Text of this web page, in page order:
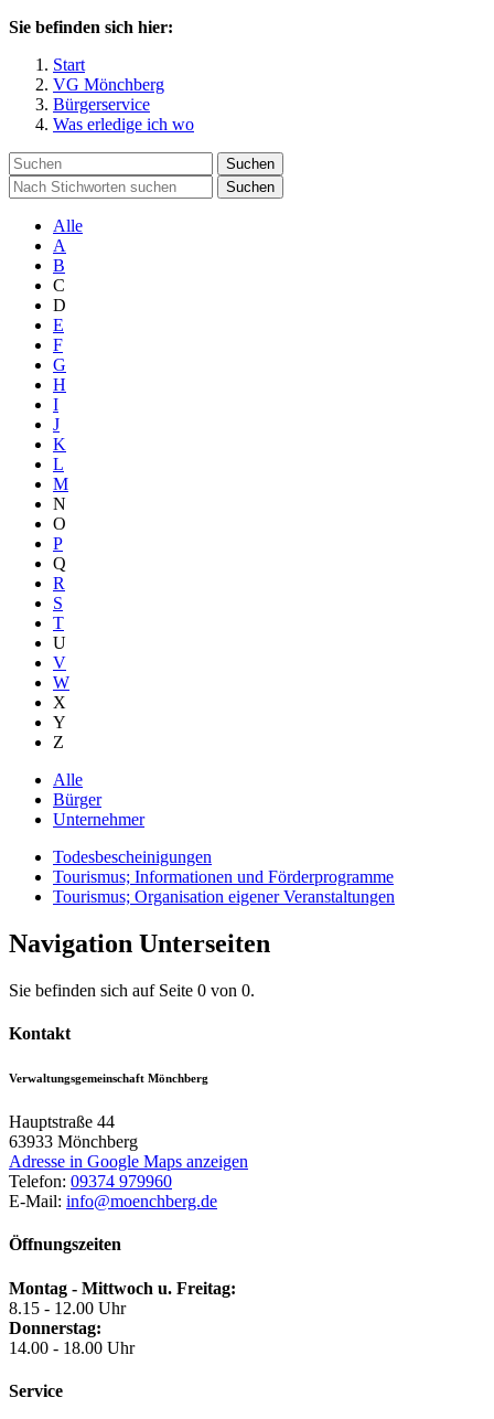
Sie befinden sich hier:
Start
VG Mönchberg
Bürgerservice
Was erledige ich wo
Suchen
Suchen
Alle
A
B
C
D
E
F
G
H
I
J
K
L
M
N
O
P
Q
R
S
T
U
V
W
X
Y
Z
Alle
Bürger
Unternehmer
Todesbescheinigungen
Tourismus; Informationen und Förderprogramme
Tourismus; Organisation eigener Veranstaltungen
Navigation Unterseiten
Sie befinden sich auf Seite 0 von 0.
Kontakt
Verwaltungsgemeinschaft Mönchberg
Hauptstraße 44
63933 Mönchberg
Adresse in Google Maps anzeigen
Telefon: 09374 979960
E-Mail: info@moenchberg.de
Öffnungszeiten
Montag - Mittwoch u. Freitag:
8.15 - 12.00 Uhr
Donnerstag:
14.00 - 18.00 Uhr
Service